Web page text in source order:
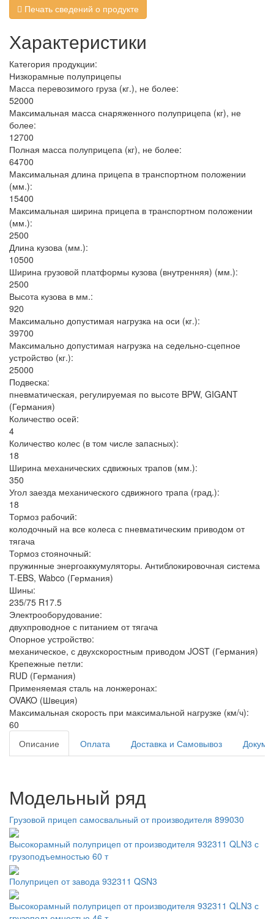
Печать сведений о продукте
Характеристики
Категория продукции:
Низкорамные полуприцепы
Масса перевозимого груза (кг.), не более:
52000
Максимальная масса снаряженного полуприцепа (кг), не
более:
12700
Полная масса полуприцепа (кг), не более:
64700
Максимальная длина прицепа в транспортном положении
(мм.):
15400
Максимальная ширина прицепа в транспортном положении
(мм.):
2500
Длина кузова (мм.):
10500
Ширина грузовой платформы кузова (внутренняя) (мм.):
2500
Высота кузова в мм.:
920
Максимально допустимая нагрузка на оси (кг.):
39700
Максимально допустимая нагрузка на седельно-сцепное
устройство (кг.):
25000
Подвеска:
пневматическая, регулируемая по высоте BPW, GIGANT
(Германия)
Количество осей:
4
Количество колес (в том числе запасных):
18
Ширина механических сдвижных трапов (мм.):
350
Угол заезда механического сдвижного трапа (град.):
18
Тормоз рабочий:
колодочный на все колеса с пневматическим приводом от
тягача
Тормоз стояночный:
пружинные энергоаккумуляторы. Антиблокировочная система
T-EBS, Wabco (Германия)
Шины:
235/75 R17.5
Электрооборудование:
двухпроводное с питанием от тягача
Опорное устройство:
механическое, с двухскоростным приводом JOST (Германия)
Крепежные петли:
RUD (Германия)
Применяемая сталь на лонжеронах:
OVAKO (Швеция)
Максимальная скорость при максимальной нагрузке (км/ч):
60
Описание
Оплата Доставка и Самовывоз
Модельный ряд
Грузовой прицеп самосвальный от производителя 899030
Высокорамный полуприцеп от производителя 932311 QLN3 с
грузоподъемностью 60 т
Полуприцеп от завода 932311 QSN3
Высокорамный полуприцеп от производителя 932311 QLN3 с